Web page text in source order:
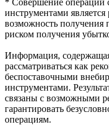
инструментами
возможность получения
риском получения
Информация,
рассматриваться как
беспоставочными
инструментами.
связаны с возможными
гарантировать
операциям.